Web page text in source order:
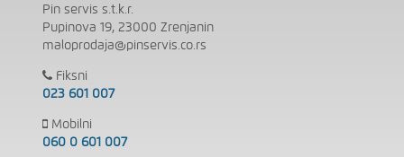
Pin servis s.t.k.r.
Pupinova 19, 23000 Zrenjanin
maloprodaja@pinservis.co.rs
Fiksni
023 601 007
Mobilni
060 0 601 007